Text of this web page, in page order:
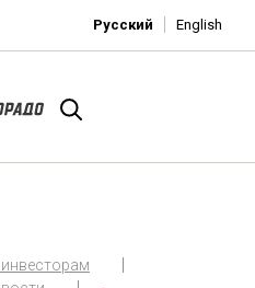
Русский English